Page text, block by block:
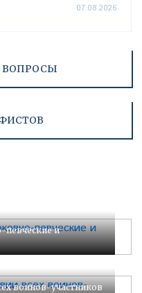
07.08.2026
ВОПРОСЫ
певческие и
воинов-участников